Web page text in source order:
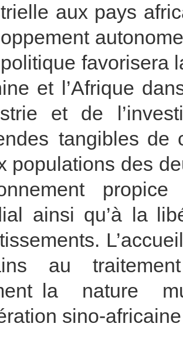
aux pays
favorisera
et l’Afrique
et de
tangibles de
populations des
ainsi qu’à la
au
la nature
sino-